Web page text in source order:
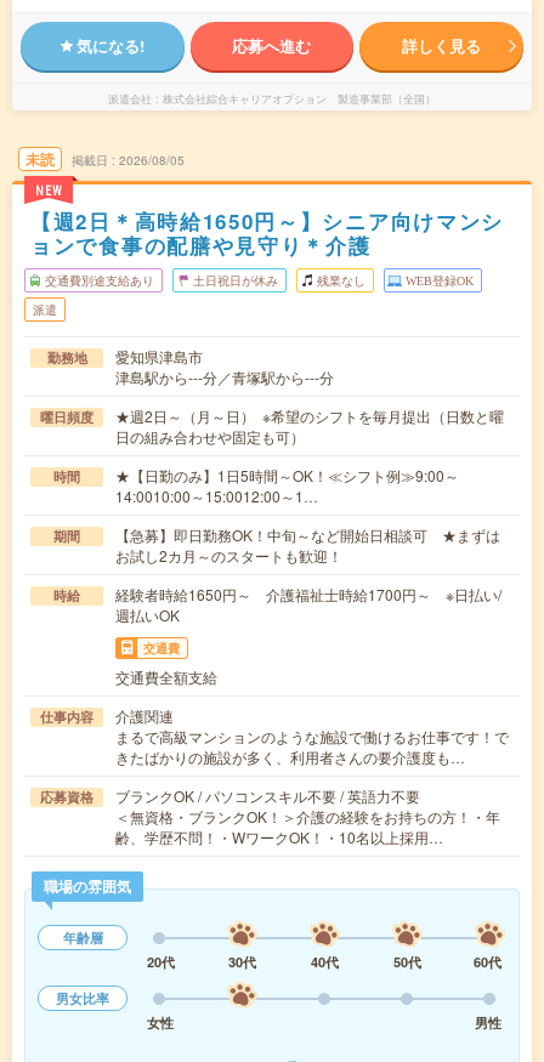
気になる! 応募へ進む 詳しく見る
派遣会社 株式会社綜合キャリアオプション 製造事業部（全国）
未読
NEW
掲載日 2026/08/05
【週2日＊高時給1650円～】シニア向けマンシ
ョンで食事の配膳や見守り＊介護
交通費別途支給あり 土日祝日が休み 残業なし WEB登録OK
派遣
勤務地
愛知県津島市
津島駅から---分／青塚駅から---分
曜日頻度
★週2日～（月～日） ※希望のシフトを毎月提出（日数と曜
日の組み合わせや固定も可）
時間
★【日勤のみ】1日5時間～OK！≪シフト例≫9:00～
14:0010:00～15:0012:00～1…
期間
【急募】即日勤務OK！中旬～など開始日相談可 ★まずは
お試し2カ月～のスタートも歓迎！
時給
経験者時給1650円～ 介護福祉士時給1700円～ ※日払い/
週払いOK
交通費
交通費全額支給
仕事内容
介護関連
まるで高級マンションのような施設で働けるお仕事です！で
きたばかりの施設が多く、利用者さんの要介護度も…
応募資格
ブランクOK / パソコンスキル不要 / 英語力不要
＜無資格・ブランクOK！＞介護の経験をお持ちの方！・年
齢、学歴不問！・WワークOK！・10名以上採用…
職場の雰囲気
年齢層
20代
30代 40代 50代
60代
男女比率
女性
男性